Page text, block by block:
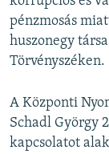
pénzmosás
huszonegy
Törvényszéken.
A Központi
Schadl György
kapcsolatot